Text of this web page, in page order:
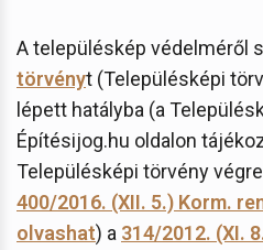
A településkép védelméről
törvényt (Településképi
lépett hatályba (a
Építésijog.hu oldalon
Településképi törvény
400/2016. (XII. 5.) Korm.
olvashat) a 314/2012. (XI.